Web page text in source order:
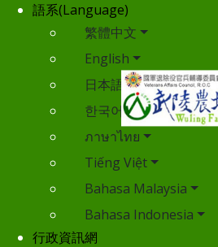
語系(Language)
繁體中文
English
日本語
한국어
ภาษาไทย
Tiếng Việt
Bahasa Malaysia
Bahasa Indonesia
行政資訊網